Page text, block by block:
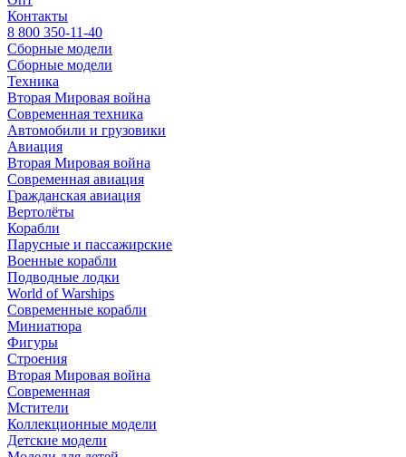
Контакты
8 800 350-11-40
Сборные модели
Сборные модели
Техника
Вторая Мировая война
Современная техника
Автомобили и грузовики
Авиация
Вторая Мировая война
Современная авиация
Гражданская авиация
Вертолёты
Корабли
Парусные и пассажирские
Военные корабли
Подводные лодки
World of Warships
Современные корабли
Миниатюра
Фигуры
Строения
Вторая Мировая война
Современная
Мстители
Коллекционные модели
Детские модели